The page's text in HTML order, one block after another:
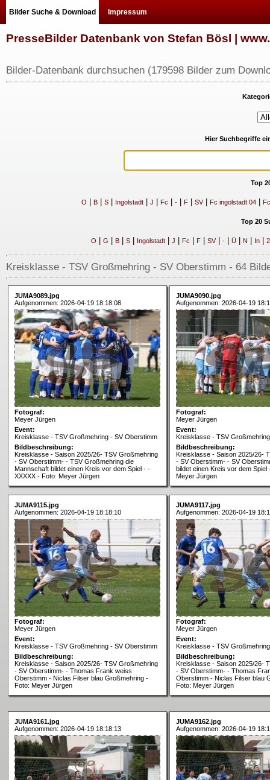
Bilder Suche & Download Impressum
PresseBilder Datenbank von Stefan Bösl |
Bilder-Datenbank durchsuchen (179598 Bilder zum
Hier Suchbegriffe
Top
O B| S| Ingolstadt| J Fc -| F| SV| Fc ingolstadt 04|
Top 20
O G B| S| Ingolstadt| J Fc F| SV| -| Ü| N In| 2
Kreisklasse - TSV Großmehring - SV Oberstimm - 64
JUMA9089.jpg
Aufgenommen: 2026-04-19 18:18:08
Fotograf:
Meyer Jürgen
Event:
Kreisklasse - TSV Großmehring - SV Oberstimm
Bildbeschreibung:
Kreisklasse - Saison 2025/26- TSV Großmehring
- SV Oberstimm- - TSV Großmehring die
Mannschaft bildet einen Kreis vor dem Spiel - -
XXXXX - Foto: Meyer Jürgen
JUMA9090.jpg
Aufgenommen: 2026-04-19
Fotograf:
Meyer Jürgen
Event:
Kreisklasse - TSV
Bildbeschreibung:
Kreisklasse - Saison 2025/26-
- SV Oberstimm- - SV
bildet einen Kreis vor dem Spiel
Meyer Jürgen
JUMA9115.jpg
Aufgenommen: 2026-04-19 18:18:10
Fotograf:
Meyer Jürgen
Event:
Kreisklasse - TSV Großmehring - SV Oberstimm
Bildbeschreibung:
Kreisklasse - Saison 2025/26- TSV Großmehring
- SV Oberstimm- - Thomas Frank weiss
Oberstimm - Niclas Filser blau Großmehring -
Foto: Meyer Jürgen
JUMA9117.jpg
Aufgenommen: 2026-04-19
Fotograf:
Meyer Jürgen
Event:
Kreisklasse - TSV
Bildbeschreibung:
Kreisklasse - Saison 2025/26-
- SV Oberstimm- - Thomas
Oberstimm - Niclas Filser blau
Foto: Meyer Jürgen
JUMA9161.jpg
Aufgenommen: 2026-04-19 18:18:13
JUMA9162.jpg
Aufgenommen: 2026-04-19